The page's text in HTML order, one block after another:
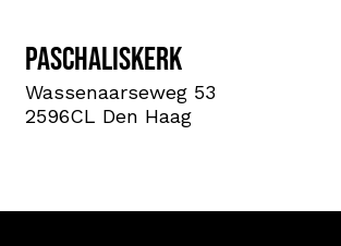
Paschaliskerk
Wassenaarseweg 53
2596CL Den Haag